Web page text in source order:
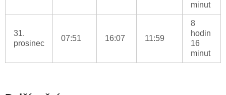
minut
31.
prosinec
07:51 16:07 11:59
8
hodin
16
minut